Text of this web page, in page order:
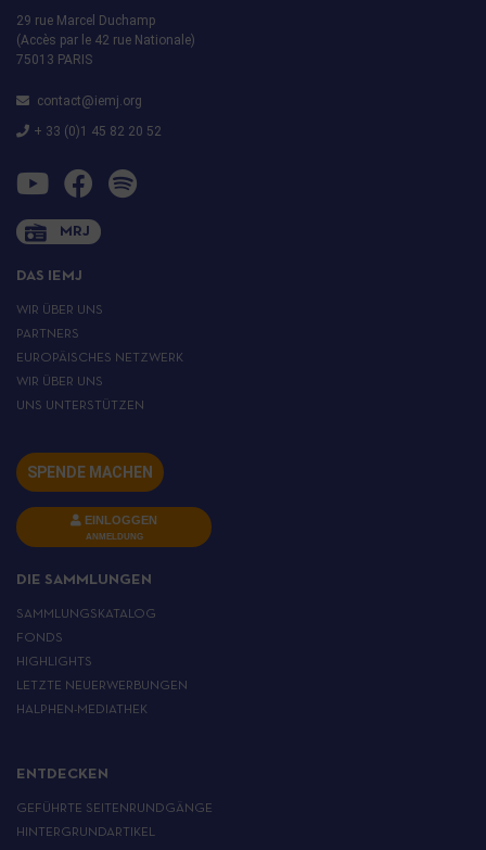
29 rue Marcel Duchamp
(Accès par le 42 rue Nationale)
75013 PARIS
contact@iemj.org
+ 33 (0)1 45 82 20 52
MRJ
DAS IEMJ
WIR ÜBER UNS
PARTNERS
EUROPÄISCHES NETZWERK
WIR ÜBER UNS
UNS UNTERSTÜTZEN
SPENDE MACHEN
EINLOGGEN
ANMELDUNG
DIE SAMMLUNGEN
SAMMLUNGSKATALOG
FONDS
HIGHLIGHTS
LETZTE NEUERWERBUNGEN
HALPHEN-MEDIATHEK
ENTDECKEN
GEFÜHRTE SEITENRUNDGÄNGE
HINTERGRUNDARTIKEL